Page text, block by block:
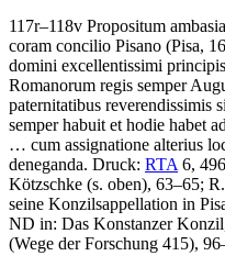
117r–118v Propositum
coram concilio Pisano (Pisa,
domini excellentissimi
Romanorum regis semper
paternitatibus reverendissimis
semper habuit et hodie habet
… cum assignatione alterius
deneganda. Druck: RTA 6,
Kötzschke (s. oben), 63–65;
seine Konzilsappellation in
ND in: Das Konstanzer
(Wege der Forschung 415),